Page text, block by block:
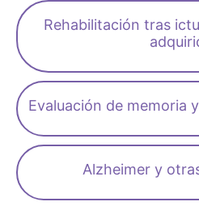
Rehabilitación tras
Evaluación de memoria
Alzheimer y